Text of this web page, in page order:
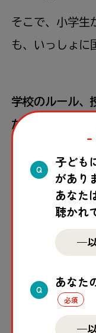
そこで、 小学生
も、いっしょに
学校のルール、
たがふだん
ん。先生や大人
す。あなたが思
てください。
アンケー
-
Q
子ども
があり
あなた
聴かれ
Q
あなた